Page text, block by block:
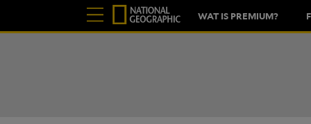
WAT IS PREMIUM?